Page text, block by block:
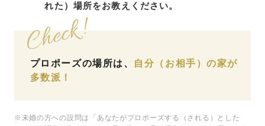
れた）場所をお教えください。
プロポーズの場所は、
自分（お相手）の家が
多数派！
※未婚の方への設問は「あなたがプロポーズする（される）とした